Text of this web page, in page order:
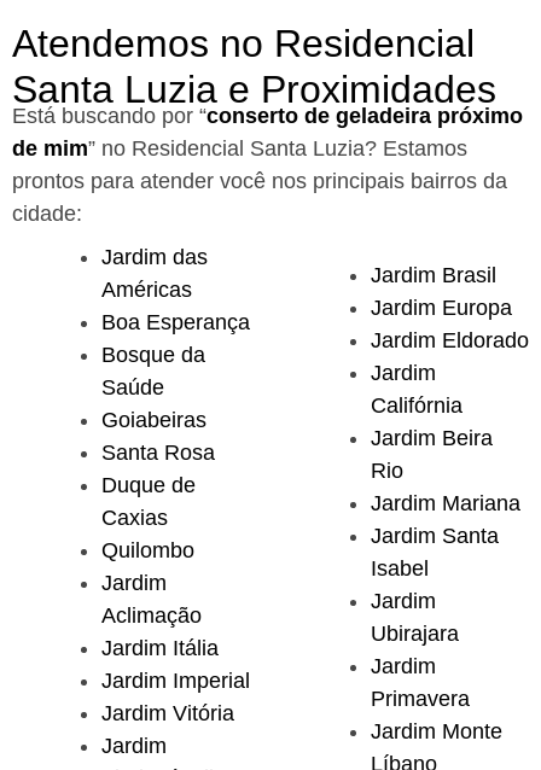
Atendemos no Residencial
Santa Luzia e Proximidades
Está buscando por “conserto de geladeira próximo
de mim” no Residencial Santa Luzia? Estamos
prontos para atender você nos principais bairros da
cidade:
Jardim das
Américas
Boa Esperança
Bosque da
Saúde
Goiabeiras
Santa Rosa
Duque de
Caxias
Quilombo
Jardim
Aclimação
Jardim Itália
Jardim Imperial
Jardim Vitória
Jardim
Jardim Brasil
Jardim Europa
Jardim Eldorado
Jardim
Califórnia
Jardim Beira
Rio
Jardim Mariana
Jardim Santa
Isabel
Jardim
Ubirajara
Jardim
Primavera
Jardim Monte
Líbano